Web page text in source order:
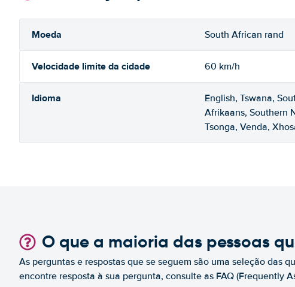
Moeda South African rand
Velocidade limite da cidade 60 km/h
Idioma
English, Tswana,
Afrikaans, Southern
Tsonga, Venda,
O que a maioria das pessoas
As perguntas e respostas que se seguem são uma seleção das
encontre resposta à sua pergunta, consulte as FAQ (Frequently